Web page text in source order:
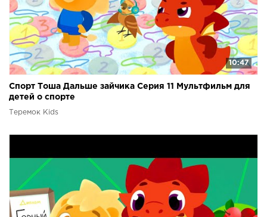
10:47
Спорт Тоша Дальше зайчика Серия 11 Мультфильм для
детей о спорте
Теремок Kids